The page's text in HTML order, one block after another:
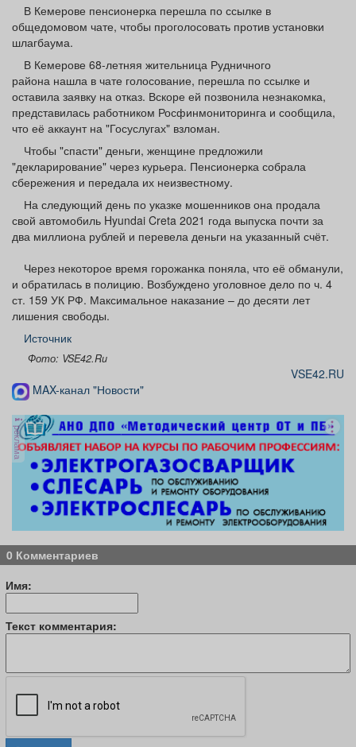
Афиша Обучение Проекты
Товары Поздравления Погода
ТВ программа Я - пенсионер
В Кемерове пенсионерка перешла по ссылке в
общедомовом чате, чтобы проголосовать против установки
шлагбаума.
В Кемерове 68-летняя жительница Рудничного
района нашла в чате голосование, перешла по ссылке и
оставила заявку на отказ. Вскоре ей позвонила незнакомка,
представилась работником Росфинмониторинга и сообщила,
что её аккаунт на "Госуслугах" взломан.
Чтобы "спасти" деньги, женщине предложили
"декларирование" через курьера. Пенсионерка собрала
сбережения и передала их неизвестному.
На следующий день по указке мошенников она продала
свой автомобиль Hyundai Creta 2021 года выпуска почти за
два миллиона рублей и перевела деньги на указанный счёт.
Через некоторое время горожанка поняла, что её обманули,
и обратилась в полицию. Возбуждено уголовное дело по ч. 4
ст. 159 УК РФ. Максимальное наказание – до десяти лет
лишения свободы.
Источник
Фото: VSE42.Ru
VSE42.RU
MAX-канал "Новости"
реклама
0 Комментариев
Имя:
Текст комментария: